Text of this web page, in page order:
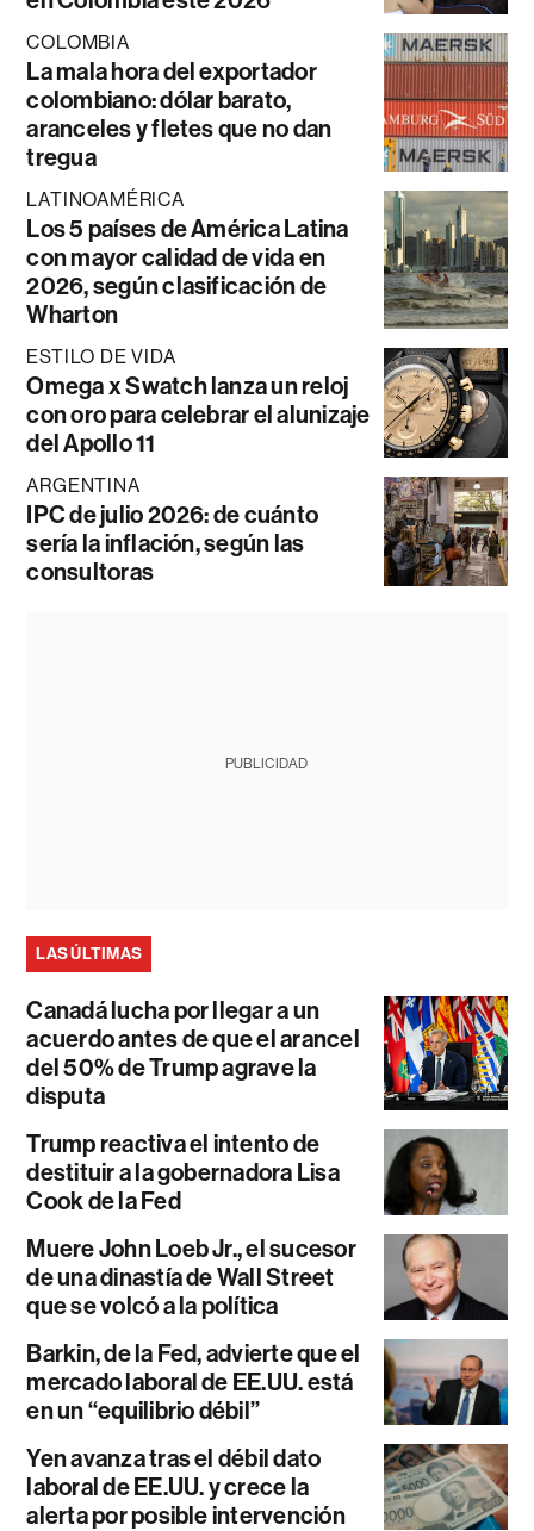
COLOMBIA
La mala hora del exportador
colombiano: dólar barato,
aranceles y fletes que no dan
tregua
LATINOAMÉRICA
Los 5 países de América Latina
con mayor calidad de vida en
2026, según clasificación de
Wharton
ESTILO DE VIDA
Omega x Swatch lanza un reloj
con oro para celebrar el alunizaje
del Apollo 11
ARGENTINA
IPC de julio 2026: de cuánto
sería la inflación, según las
consultoras
PUBLICIDAD
LAS ÚLTIMAS
Canadá lucha por llegar a un
acuerdo antes de que el arancel
del 50% de Trump agrave la
disputa
Trump reactiva el intento de
destituir a la gobernadora Lisa
Cook de la Fed
Muere John Loeb Jr., el sucesor
de una dinastía de Wall Street
que se volcó a la política
Barkin, de la Fed, advierte que el
mercado laboral de EE.UU. está
en un “equilibrio débil”
Yen avanza tras el débil dato
laboral de EE.UU. y crece la
alerta por posible intervención